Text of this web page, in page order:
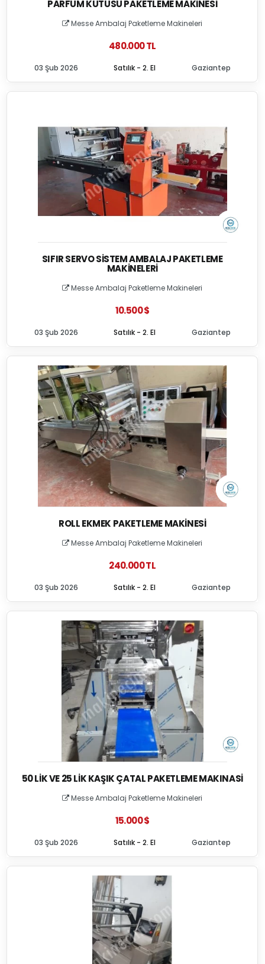
PARFÜM KUTUSU PAKETLEME MAKINESI
Messe Ambalaj Paketleme Makineleri
480.000 TL
Satılık - 2. El
03 Şub 2026 Gaziantep
SIFIR SERVO SISTEM AMBALAJ PAKETLEME
MAKINELERI
Messe Ambalaj Paketleme Makineleri
10.500 $
Satılık - 2. El
03 Şub 2026 Gaziantep
ROLL EKMEK PAKETLEME MAKINESI
Messe Ambalaj Paketleme Makineleri
240.000 TL
Satılık - 2. El
03 Şub 2026 Gaziantep
50 LIK VE 25 LIK KAŞIK ÇATAL PAKETLEME MAKINASI
Messe Ambalaj Paketleme Makineleri
15.000 $
Satılık - 2. El
03 Şub 2026 Gaziantep